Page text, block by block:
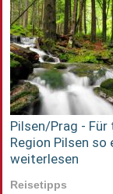
Pilsen/Prag -
Region Pilsen so
weiterlesen
Reisetipps